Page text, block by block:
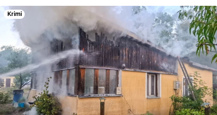
O 84 haléřů zdražila nafta, za litr teď řidiči dají průměrně
44,84 koruny. Podle údajů společnosti CCS, která ceny
sleduje, je benzin v současnosti o 7,73 koruny dražší než
před rokem, za naftu tehdy motoristé platili o 11,31
koruny méně.
Krimi